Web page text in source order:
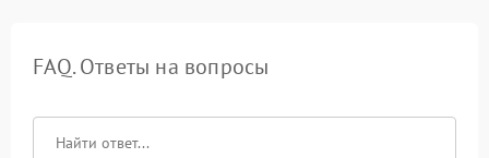
FAQ. Ответы на вопросы